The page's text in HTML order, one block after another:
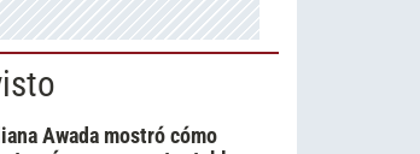
Awada mostró cómo